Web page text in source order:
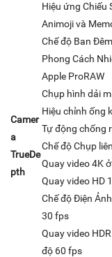
Camer
a
TrueDe
pth
Hiệu ứng Chiếu
Animoji và
Chế độ Ban Đêm
Phong Cách
Apple ProRAW
Chụp hình dải
Hiệu chỉnh ống
Tự động chống
Chế độ Chụp
Quay video 4K
Quay video HD
Chế độ Điện
30 fps
Quay video
độ 60 fps